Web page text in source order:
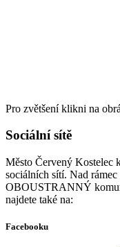
Pro zvětšení klikni na
Sociální sítě
Město Červený Kostelec
sociálních sítí. Nad
OBOUSTRANNÝ
najdete také na:
Facebooku